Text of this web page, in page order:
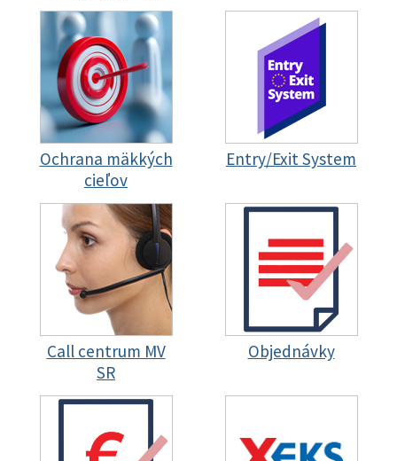
Ochrana mäkkých
cieľov
Entry/Exit System
Call centrum MV
SR
Objednávky